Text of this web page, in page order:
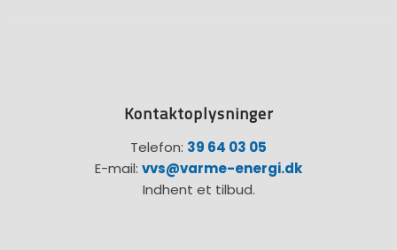
Kontaktoplysninger
Telefon: 39 64 03 05
E-mail: vvs@varme-energi.dk
Indhent et tilbud.